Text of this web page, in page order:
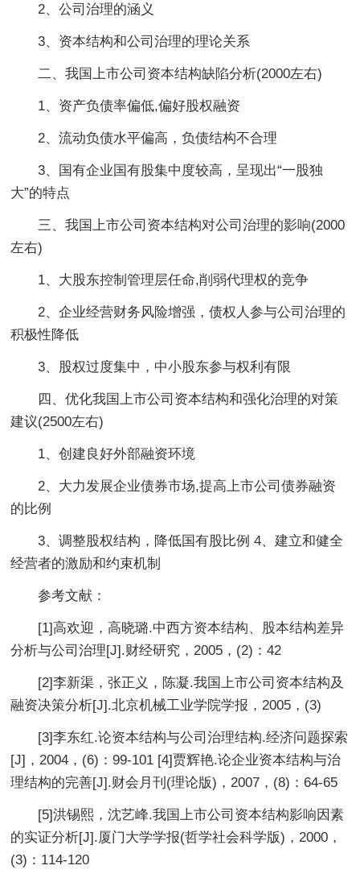
2、公司治理的涵义
3、资本结构和公司治理的理论关系
二、我国上市公司资本结构缺陷分析(2000左右)
1、资产负债率偏低,偏好股权融资
2、流动负债水平偏高，负债结构不合理
3、国有企业国有股集中度较高，呈现出“一股独
大”的特点
三、我国上市公司资本结构对公司治理的影响(2000
左右)
1、大股东控制管理层任命,削弱代理权的竞争
2、企业经营财务风险增强，债权人参与公司治理的
积极性降低
3、股权过度集中，中小股东参与权利有限
四、优化我国上市公司资本结构和强化治理的对策
建议(2500左右)
1、创建良好外部融资环境
2、大力发展企业债券市场,提高上市公司债券融资
的比例
3、调整股权结构，降低国有股比例 4、建立和健全
经营者的激励和约束机制
参考文献：
[1]高欢迎，高晓璐.中西方资本结构、股本结构差异
分析与公司治理[J].财经研究，2005，(2)：42
[2]李新渠，张正义，陈凝.我国上市公司资本结构及
融资决策分析[J].北京机械工业学院学报，2005，(3)
[3]李东红.论资本结构与公司治理结构.经济问题探索
[J]，2004，(6)：99-101 [4]贾辉艳.论企业资本结构与治
理结构的完善[J].财会月刊(理论版)，2007，(8)：64-65
[5]洪锡熙，沈艺峰.我国上市公司资本结构影响因素
的实证分析[J].厦门大学学报(哲学社会科学版)，2000，
(3)：114-120